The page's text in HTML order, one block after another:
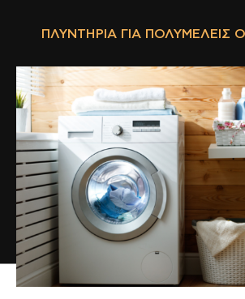
ΠΛΥΝΤΉΡΙΑ ΓΙΑ ΠΟΛΥΜΕΛΕΊΣ